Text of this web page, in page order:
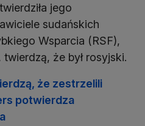
jego
sudańskich
Wsparcia (RSF),
że był rosyjski.
że zestrzelili
potwierdza